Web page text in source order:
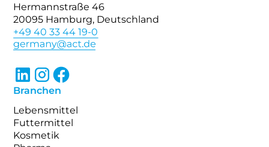
Hermannstraße 46
20095 Hamburg, Deutschland
+49 40 33 44 19-0
Branchen
Lebensmittel
Futtermittel
Kosmetik